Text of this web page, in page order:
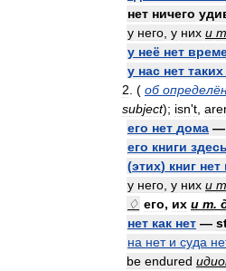
нет ничего
у него у них и т
у неё нет
у нас нет таких
2 . ( об
subject); isn't
его нет дома —
его книги здесь
(этих) книг нет
у него у них и т
♢ его, их и т.
нет как нет —
на нет и суда
be endured